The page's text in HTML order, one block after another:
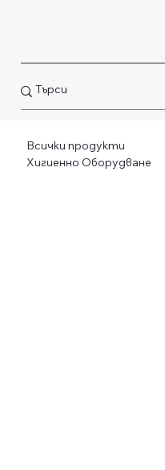
Всички продукти
Хигиенно Оборудване